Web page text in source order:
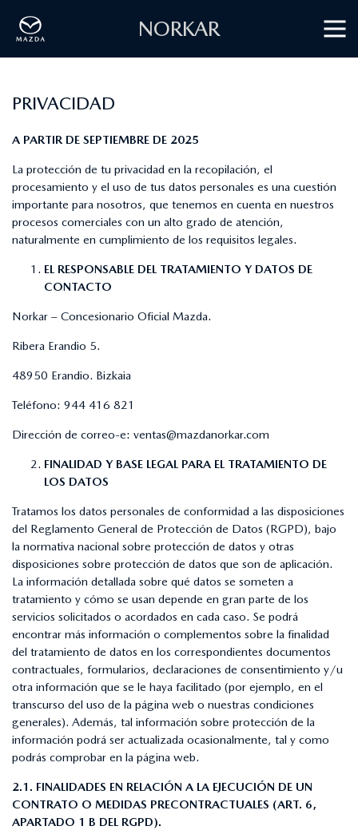
NORKAR
PRIVACIDAD
A PARTIR DE SEPTIEMBRE DE 2025
La protección de tu privacidad en la recopilación, el
procesamiento y el uso de tus datos personales es una cuestión
importante para nosotros, que tenemos en cuenta en nuestros
procesos comerciales con un alto grado de atención,
naturalmente en cumplimiento de los requisitos legales.
EL RESPONSABLE DEL TRATAMIENTO Y DATOS DE
CONTACTO
Norkar – Concesionario Oficial Mazda.
Ribera Erandio 5.
48950 Erandio. Bizkaia
Teléfono: 944 416 821
Dirección de correo-e: ventas@mazdanorkar.com
FINALIDAD Y BASE LEGAL PARA EL TRATAMIENTO DE
LOS DATOS
Tratamos los datos personales de conformidad a las disposiciones
del Reglamento General de Protección de Datos (RGPD), bajo
la normativa nacional sobre protección de datos y otras
disposiciones sobre protección de datos que son de aplicación.
La información detallada sobre qué datos se someten a
tratamiento y cómo se usan depende en gran parte de los
servicios solicitados o acordados en cada caso. Se podrá
encontrar más información o complementos sobre la finalidad
del tratamiento de datos en los correspondientes documentos
contractuales, formularios, declaraciones de consentimiento y/u
otra información que se le haya facilitado (por ejemplo, en el
transcurso del uso de la página web o nuestras condiciones
generales). Además, tal información sobre protección de la
información podrá ser actualizada ocasionalmente, tal y como
podrás comprobar en la página web.
2.1. FINALIDADES EN RELACIÓN A LA EJECUCIÓN DE UN
CONTRATO O MEDIDAS PRECONTRACTUALES (ART. 6,
APARTADO 1 B DEL RGPD).